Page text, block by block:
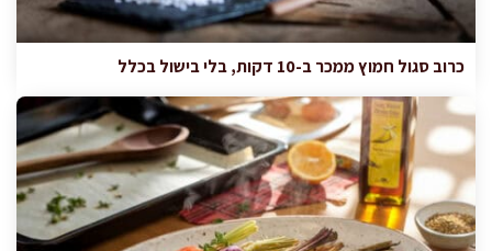
כרוב סגול חמוץ ממכר ב-10 דקות, בלי בישול בכלל